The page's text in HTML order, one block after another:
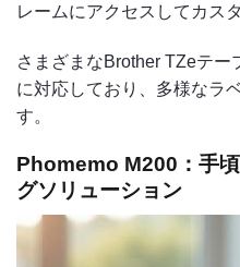
レームにアクセスしてカス
さまざまなBrother TZeテー
に対応しており、多様なラ
す。
Phomemo M200：手
グソリューション